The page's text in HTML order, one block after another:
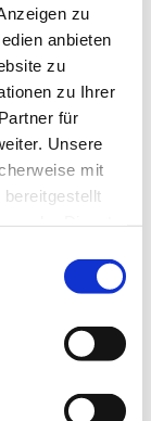
zu
anbieten
zu
zu Ihrer
für
Unsere
mit